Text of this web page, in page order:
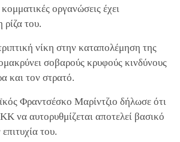
οργανώσεις έχει
ρίζα του.
νίκη στην καταπολέμηση της
σοβαρούς κρυφούς κινδύνους
και τον στρατό.
Φραντσέσκο Μαρίντζιο δήλωσε ότι
να αυτορυθμίζεται αποτελεί βασικό
του.